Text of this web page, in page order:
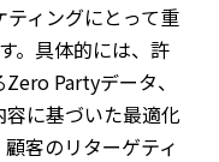
ィングにとって重
。具体的には、許
Partyデータ、
に基づいた最適化
客のリターゲティ